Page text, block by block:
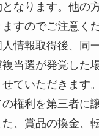
なります。他の
すのでご注意く
人情報取得後、同
当選が発覚した
ていただきます。
の権利を第三者に
、賞品の換金、